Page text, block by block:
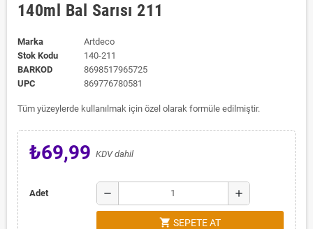
140ml Bal Sarısı 211
Marka
Artdeco
Stok Kodu
140-211
BARKOD
8698517965725
UPC
869776780581
Tüm yüzeylerde kullanılmak için özel olarak formüle edilmiştir.
₺69,99 KDV dahil
Adet remove add
shopping_cart SEPETE AT